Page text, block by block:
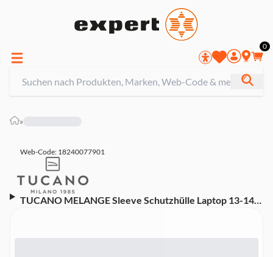
0
»
Web-Code: 18240077901
TUCANO MELANGE Sleeve Schutzhülle Laptop 13-14",